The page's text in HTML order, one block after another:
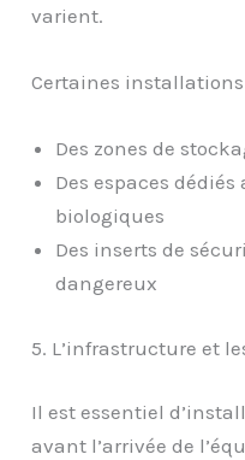
varient.
Certaines
Des zones de
Des espaces
biologiques
Des inserts de
dangereux
5. L’infrastructure et
Il est essentiel
avant l’arrivée de